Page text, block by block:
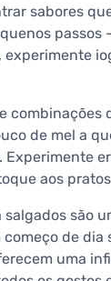
sabores
passos
experimente
combinações
de mel a
Experimente
aos
salgados são
de dia
uma